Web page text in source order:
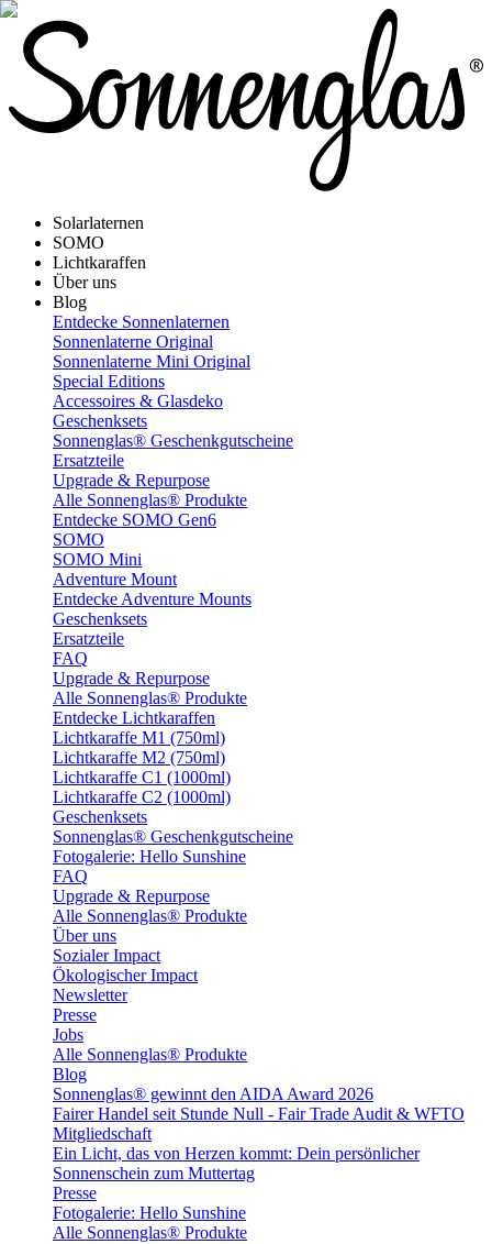
Solarlaternen
SOMO
Lichtkaraffen
Über uns
Blog
Entdecke Sonnenlaternen
Sonnenlaterne Original
Sonnenlaterne Mini Original
Special Editions
Accessoires & Glasdeko
Geschenksets
Sonnenglas® Geschenkgutscheine
Ersatzteile
Upgrade & Repurpose
Alle Sonnenglas® Produkte
Entdecke SOMO Gen6
SOMO
SOMO Mini
Adventure Mount
Entdecke Adventure Mounts
Geschenksets
Ersatzteile
FAQ
Upgrade & Repurpose
Alle Sonnenglas® Produkte
Entdecke Lichtkaraffen
Lichtkaraffe M1 (750ml)
Lichtkaraffe M2 (750ml)
Lichtkaraffe C1 (1000ml)
Lichtkaraffe C2 (1000ml)
Geschenksets
Sonnenglas® Geschenkgutscheine
Fotogalerie: Hello Sunshine
FAQ
Upgrade & Repurpose
Alle Sonnenglas® Produkte
Über uns
Sozialer Impact
Ökologischer Impact
Newsletter
Presse
Jobs
Alle Sonnenglas® Produkte
Blog
Sonnenglas® gewinnt den AIDA Award 2026
Fairer Handel seit Stunde Null - Fair Trade Audit & WFTO
Mitgliedschaft
Ein Licht, das von Herzen kommt: Dein persönlicher
Sonnenschein zum Muttertag
Presse
Fotogalerie: Hello Sunshine
Alle Sonnenglas® Produkte